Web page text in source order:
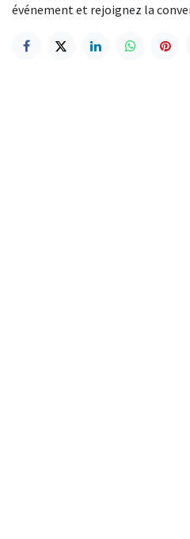
événement et rejoignez la